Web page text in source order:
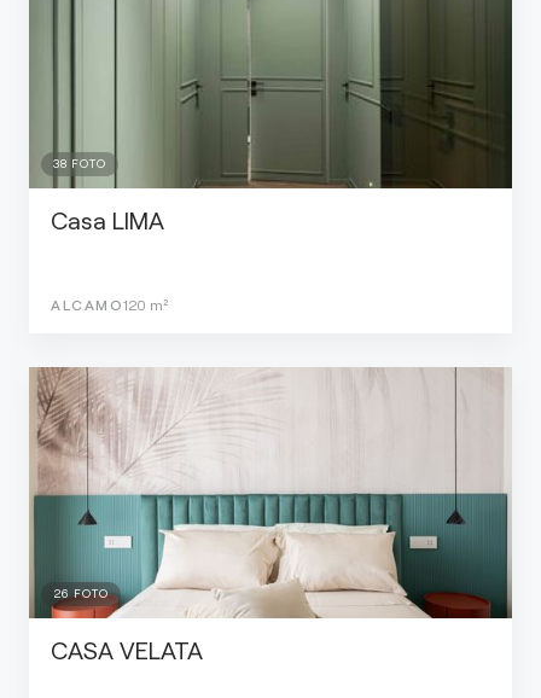
38 FOTO
Casa LIMA
ALCAMO120 m²
26 FOTO
CASA VELATA